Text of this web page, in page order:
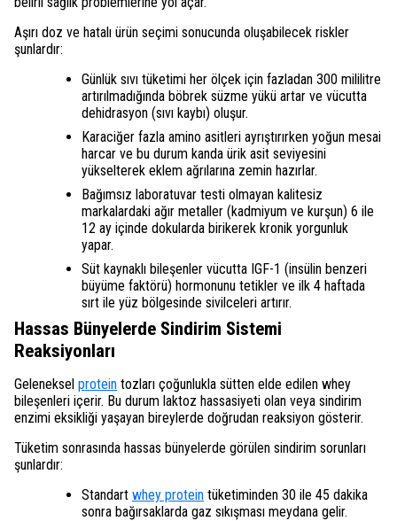
Aşırı doz ve hatalı ürün seçimi sonucunda oluşabilecek riskler
şunlardır:
Günlük sıvı tüketimi her ölçek için fazladan 300 mililitre
artırılmadığında böbrek süzme yükü artar ve vücutta
dehidrasyon (sıvı kaybı) oluşur.
Karaciğer fazla amino asitleri ayrıştırırken yoğun mesai
harcar ve bu durum kanda ürik asit seviyesini
yükselterek eklem ağrılarına zemin hazırlar.
Bağımsız laboratuvar testi olmayan kalitesiz
markalardaki ağır metaller (kadmiyum ve kurşun) 6 ile
12 ay içinde dokularda birikerek kronik yorgunluk
yapar.
Süt kaynaklı bileşenler vücutta IGF-1 (insülin benzeri
büyüme faktörü) hormonunu tetikler ve ilk 4 haftada
sırt ile yüz bölgesinde sivilceleri artırır.
Hassas Bünyelerde Sindirim Sistemi
Reaksiyonları
Geleneksel protein tozları çoğunlukla sütten elde edilen whey
bileşenleri içerir. Bu durum laktoz hassasiyeti olan veya sindirim
enzimi eksikliği yaşayan bireylerde doğrudan reaksiyon gösterir.
Tüketim sonrasında hassas bünyelerde görülen sindirim sorunları
şunlardır:
Standart whey protein tüketiminden 30 ile 45 dakika
sonra bağırsaklarda gaz sıkışması meydana gelir.